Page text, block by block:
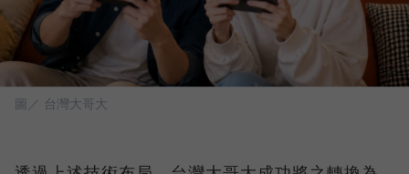
圖／ 台灣大哥大